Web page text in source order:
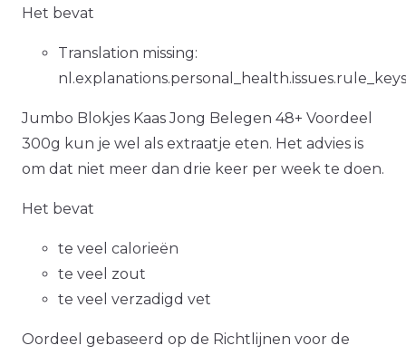
Het bevat
Translation missing:
Jumbo Blokjes Kaas Jong Belegen 48+ Voordeel
300g kun je wel als extraatje eten. Het advies is
om dat niet meer dan drie keer per week te doen.
Het bevat
te veel calorieën
te veel zout
te veel verzadigd vet
Oordeel gebaseerd op de Richtlijnen voor de